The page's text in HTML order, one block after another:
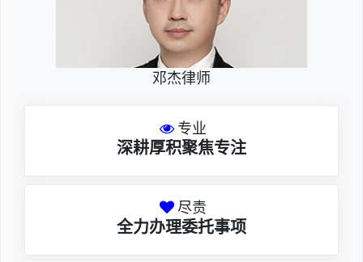
邓杰律师
专业
深耕厚积聚焦专注
尽责
全力办理委托事项